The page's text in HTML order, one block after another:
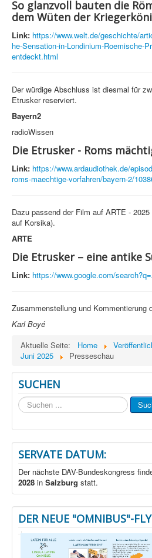
So glanzvoll bauten die
dem Wüten der
Link: https://www.welt.de/geschichte/
he-Sensation-in-Londinium-Roemische-
entdeckt.html
Der würdige Abschluss ist diesmal für
Etrusker reserviert.
Bayern2
radioWissen
Die Etrusker - Roms
Link: https://www.ardaudiothek.de/
roms-maechtige-vorfahren/bayern-2/
Dazu passend der Film auf ARTE -
auf Korsika).
ARTE
Die Etrusker – eine antike
Link: https://www.google.com/
Zusammenstellung und Kommentierung
Karl Boyé
Aktuelle Seite:
Home
Juni 2025
Presseschau
SUCHEN
Suchen
...
SERVATE DATUM:
Der nächste DAV-Bundeskongress
2028 in Salzburg statt.
DER NEUE "OMNIBUS"-